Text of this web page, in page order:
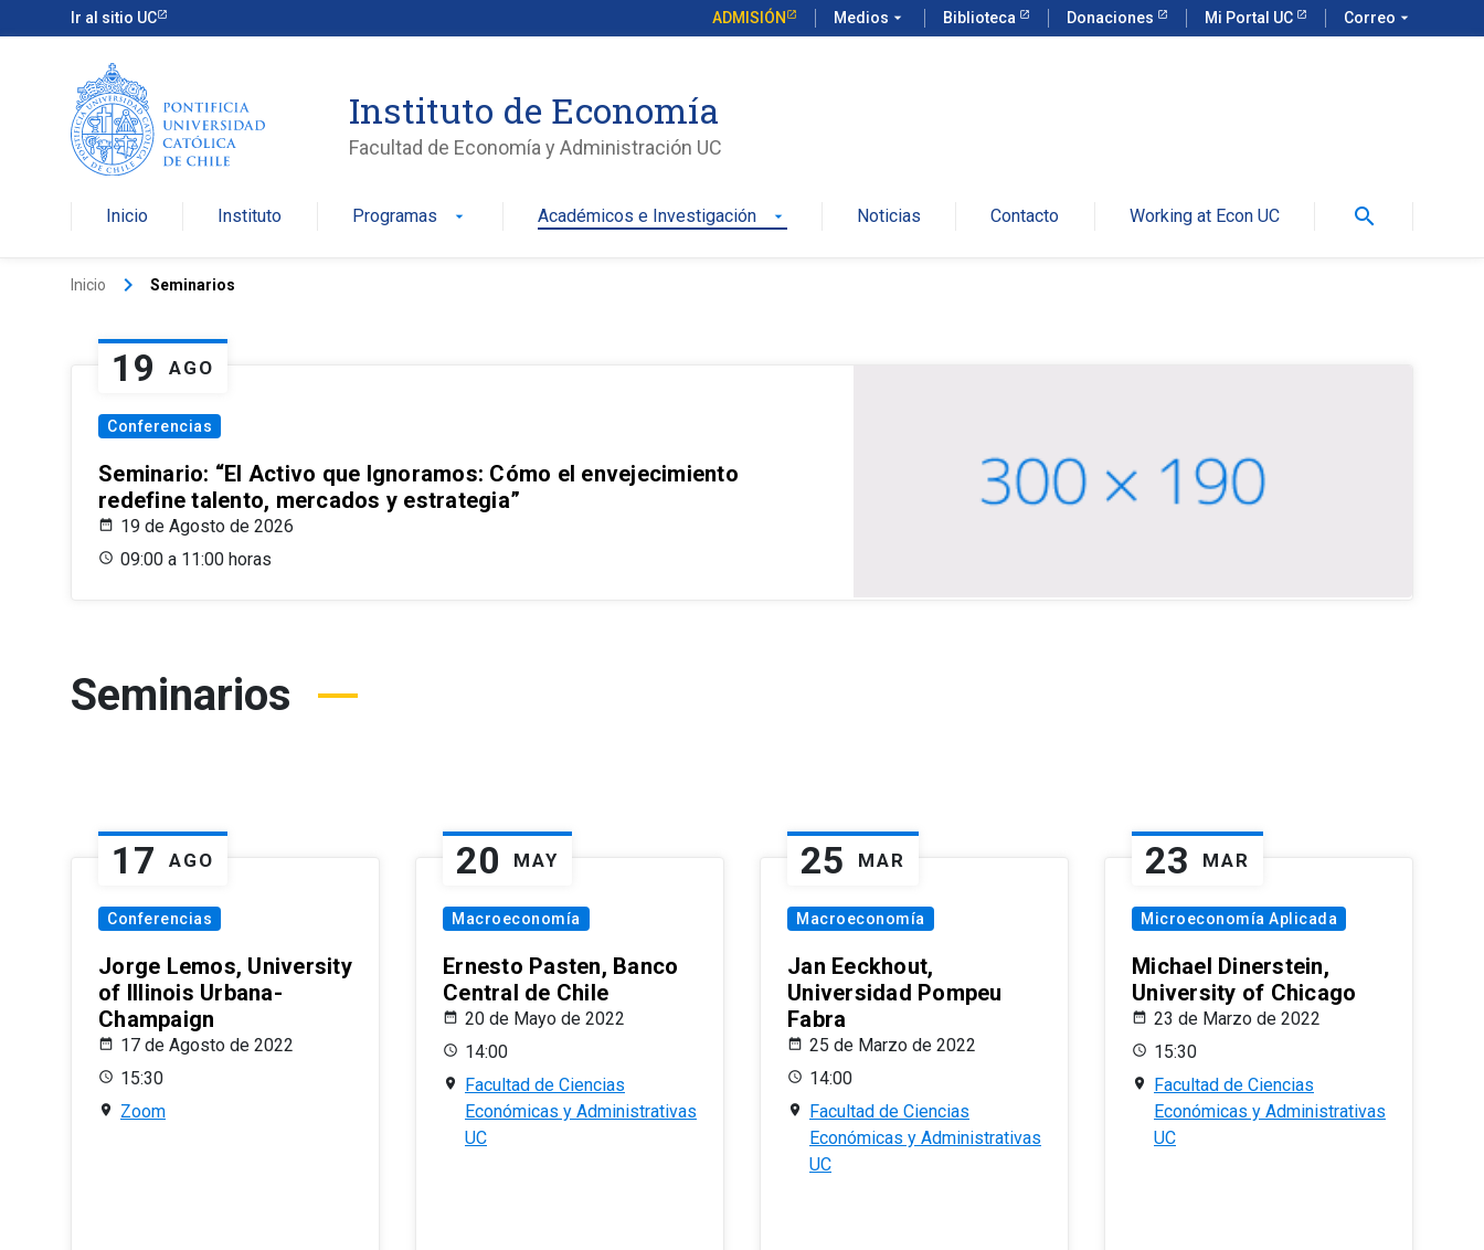
Ir al sitio UC ADMISIÓN Medios arrow_drop_down Biblioteca Donaciones Mi Portal UC Correo arrow_drop_down
Instituto de Economía
Facultad de Economía y Administración UC
Inicio Instituto Programas arrow_drop_down Académicos e Investigación arrow_drop_down Noticias Contacto Working at Econ UC search
Inicio keyboard_arrow_right Seminarios
19 AGO
Conferencias
Seminario: “El Activo que Ignoramos: Cómo el envejecimiento
redefine talento, mercados y estrategia”
19 de Agosto de 2026
09:00 a 11:00 horas
Seminarios
17 AGO
Conferencias
Jorge Lemos, University
of Illinois Urbana-
Champaign
17 de Agosto de 2022
15:30
Zoom
20 MAY
Macroeconomía
Ernesto Pasten, Banco
Central de Chile
20 de Mayo de 2022
14:00
Facultad de Ciencias
Económicas y Administrativas
UC
25 MAR
Macroeconomía
Jan Eeckhout,
Universidad Pompeu
Fabra
25 de Marzo de 2022
14:00
Facultad de Ciencias
Económicas y Administrativas
UC
23 MAR
Microeconomía Aplicada
Michael Dinerstein,
University of Chicago
23 de Marzo de 2022
15:30
Facultad de Ciencias
Económicas y Administrativas
UC